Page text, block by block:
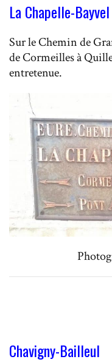
La Chapelle-Bayvel
Sur le Chemin de
de Cormeilles à
entretenue.
Chavigny-Bailleul